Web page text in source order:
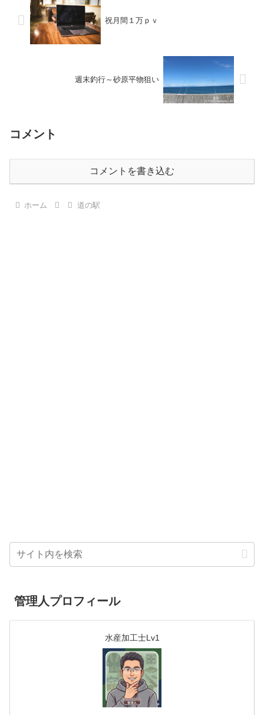
祝月間１万ｐｖ
週末釣行～砂原平物狙い
コメント
コメントを書き込む
ホーム 道の駅
管理人プロフィール
水産加工士Lv1